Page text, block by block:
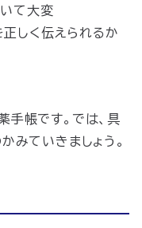
て大変
しく伝えられるか
手帳です。では、具
みていきましょう。